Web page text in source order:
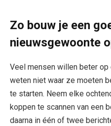
Zo bouw je een
nieuwsgewoonte
Veel mensen willen beter op
weten niet waar ze moeten
te starten. Neem elke
koppen te scannen van een
daarna in één of twee